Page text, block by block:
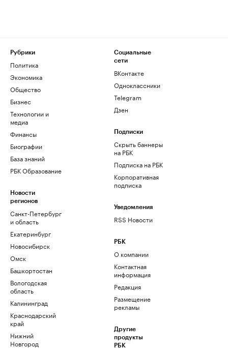
Рубрики
Политика
Экономика
Общество
Бизнес
Технологии и
медиа
Финансы
Биографии
База знаний
РБК Образование
Новости
регионов
Санкт-Петербург
и область
Екатеринбург
Новосибирск
Омск
Башкортостан
Вологодская
область
Калининград
Краснодарский
край
Нижний
Новгород
Социальные
сети
ВКонтакте
Одноклассники
Telegram
Дзен
Подписки
Скрыть баннеры
на РБК
Подписка на РБК
Корпоративная
подписка
Уведомления
RSS Новости
РБК
О компании
Контактная
информация
Редакция
Размещение
рекламы
Другие
продукты
РБК